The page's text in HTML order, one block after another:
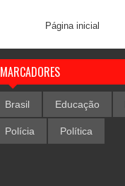
Página inicial
MARCADORES
Brasil Educação
Polícia Política